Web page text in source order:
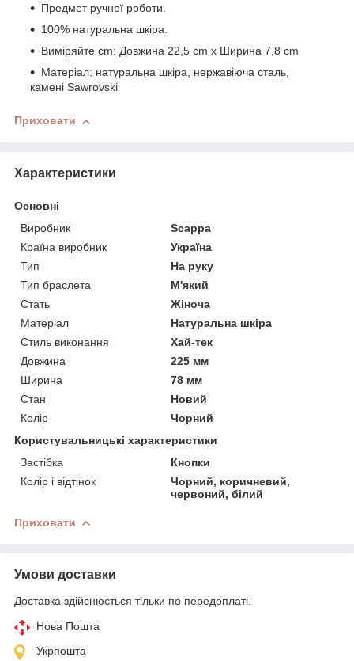
Предмет ручної роботи.
100% натуральна шкіра.
Виміряйте cm: Довжина 22,5 cm x Ширина 7,8 cm
Матеріал: натуральна шкіра, нержавіюча сталь,
камені Sawrovski
Приховати
Характеристики
Основні
Виробник
Scappa
Країна виробник
Україна
Тип
На руку
Тип браслета
М'який
Стать
Жіноча
Матеріал
Натуральна шкіра
Стиль виконання
Хай-тек
Довжина
225 мм
Ширина
78 мм
Стан
Новий
Колір
Чорний
Користувальницькі характеристики
Застібка
Кнопки
Колір і відтінок
Чорний, коричневий,
червоний, білий
Приховати
Умови доставки
Доставка здійснюється тільки по передоплаті.
Нова Пошта
Укрпошта